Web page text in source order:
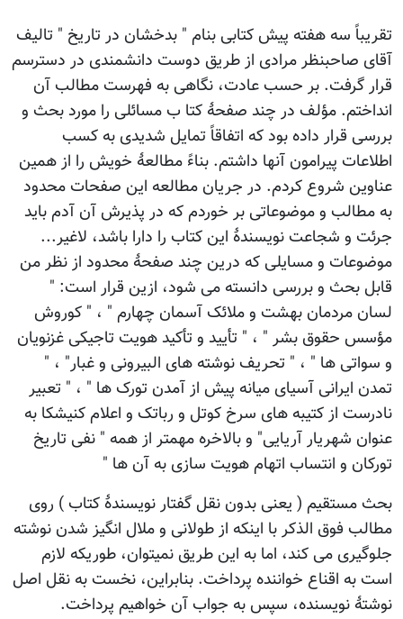
تقریباً سه هفته پیش کتابی بنام " بدخشان در تاریخ " تالیف
آقای صاحبنظر مرادی از طریق دوست دانشمندی در دسترسم
قرار گرفت. بر حسب عادت، نگاهی به فهرست مطالب آن
انداختم. مؤلف در چند صفحۀ کتا ب مسائلی را مورد بحث و
بررسی قرار داده بود که اتفاقاً تمایل شدیدی به کسب
اطلاعات پیرامون آنها داشتم. بناءً مطالعۀ خویش را از همین
عناوین شروع کردم. در جریان مطالعه این صفحات محدود
به مطالب و موضوعاتی بر خوردم که در پذیرش آن آدم باید
جرئت و شجاعت نویسندۀ این کتاب را دارا باشد، لاغیر...
موضوعات و مسایلی که درین چند صفحۀ محدود از نظر من
قابل بحث و بررسی دانسته می شود، ازین قرار است: "
لسان مردمان بهشت و ملائک آسمان چهارم " ، " کوروش
مؤسس حقوق بشر " ، " تأیید و تأکید هویت تاجیکی غزنویان
و سواتی ها " ، " تحریف نوشته های البیرونی و غبار" ، "
تمدن ایرانی آسیای میانه پیش از آمدن تورک ها " ، " تعبیر
نادرست از کتیبه های سرخ کوتل و رباتک و اعلام کنیشکا به
عنوان شهریار آریایی" و بالاخره مهمتر از همه " نفی تاریخ
تورکان و انتساب اتهام هویت سازی به آن ها "
بحث مستقیم ( یعنی بدون نقل گفتار نویسندۀ کتاب ) روی
مطالب فوق الذکر با اینکه از طولانی و ملال انگیز شدن نوشته
جلوگیری می کند، اما به این طریق نمیتوان، طوریکه لازم
است به اقناع خواننده پرداخت. بنابراین، نخست به نقل اصل
نوشتۀ نویسنده، سپس به جواب آن خواهیم پرداخت.